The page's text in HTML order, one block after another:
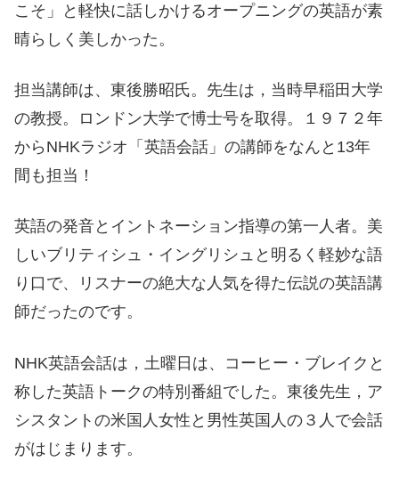
こそ」と軽快に話しかけるオープニングの英語が素
晴らしく美しかった。
担当講師は、東後勝昭氏。先生は，当時早稲田大学
の教授。ロンドン大学で博士号を取得。１９７２年
からNHKラジオ「英語会話」の講師をなんと13年
間も担当！
英語の発音とイントネーション指導の第一人者。美
しいブリティシュ・イングリシュと明るく軽妙な語
り口で、リスナーの絶大な人気を得た伝説の英語講
師だったのです。
NHK英語会話は，土曜日は、コーヒー・ブレイクと
称した英語トークの特別番組でした。東後先生，ア
シスタントの米国人女性と男性英国人の３人で会話
がはじまります。